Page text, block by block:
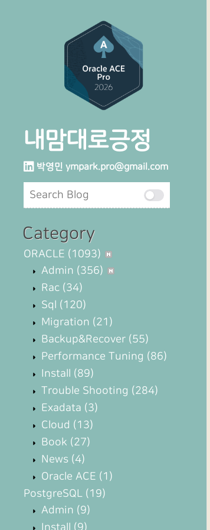
내맘대로긍정
박영민 ympark.pro@gmail.com
Category
ORACLE (1093)
Admin (356)
Rac (34)
Sql (120)
Migration (21)
Backup&Recover (55)
Performance Tuning (86)
Install (89)
Trouble Shooting (284)
Exadata (3)
Cloud (13)
Book (27)
News (4)
Oracle ACE (1)
PostgreSQL (19)
Admin (9)
Install (9)